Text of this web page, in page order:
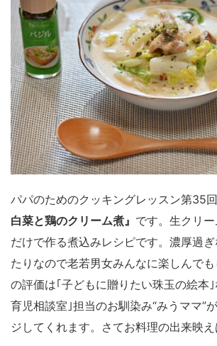
パパのためのクッキングレッスン第35
白菜と鶏のクリーム煮』 です。生クリ
だけで作る煮込みレシピです。濃厚過
たりなので老若男女みんなに楽しんで
の評価は｢子どもに贈りたい珠玉の絵本
育児相談室｣担当のお馴染み“みうママ”
ジしてくれます。さてお料理の出来映